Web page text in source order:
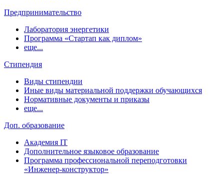
Предпринимательство
Лаборатория энергетики
Программа «Стартап как диплом»
еще...
Стипендия
Виды стипендии
Иные виды материальной поддержки обучающихся
Нормативные документы и приказы
еще...
Доп. образование
Академия IT
Дополнительное языковое образование
Программа профессиональной переподготовки
«Инженер-конструктор»